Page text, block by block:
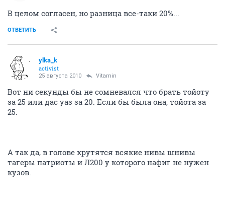
В целом согласен, но разница все-таки 20%...
ОТВЕТИТЬ
ylka_k
activist
25 августа 2010 Vitamin
Вот ни секунды бы не сомневался что брать тойоту
за 25 или дас уаз за 20. Если бы была она, тойота за
25.
А так да, в голове крутятся всякие нивы шнивы
тагеры патриоты и Л200 у которого нафиг не нужен
кузов.